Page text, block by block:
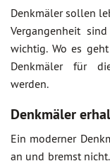
Denkmäler sollen
Vergangenheit
wichtig. Wo es
Denkmäler für
werden.
Denkmäler
Ein moderner
an und bremst